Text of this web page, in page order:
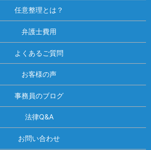
任意整理とは？
弁護士費用
よくあるご質問
お客様の声
事務員のブログ
法律Q&A
お問い合わせ